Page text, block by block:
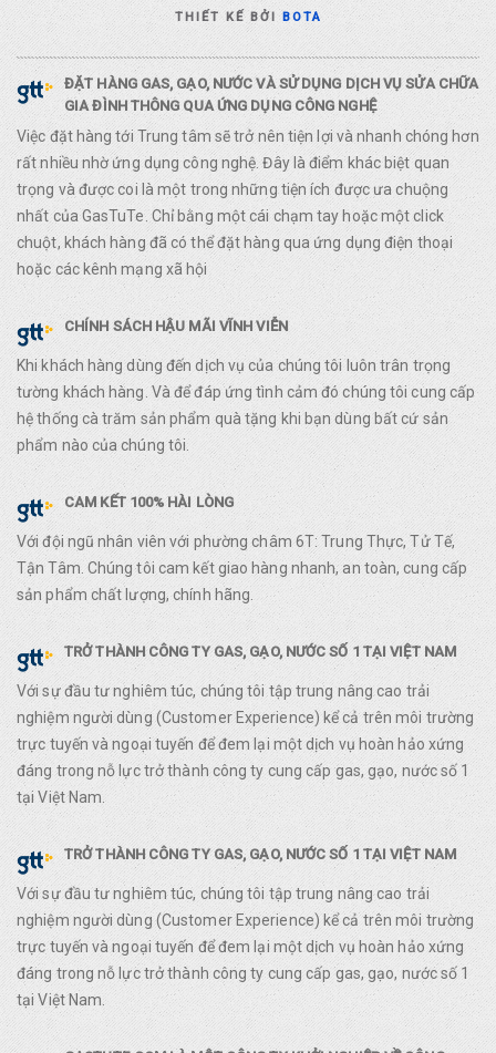
THIẾT KẾ BỞIBOTA
ĐẶT HÀNG GAS, GẠO, NƯỚC VÀ SỬ DỤNG DỊCH VỤ SỬA CHỮA
GIA ĐÌNH THÔNG QUA ỨNG DỤNG CÔNG NGHỆ
Việc đặt hàng tới Trung tâm sẽ trở nên tiện lợi và nhanh chóng hơn
rất nhiều nhờ ứng dụng công nghệ. Đây là điểm khác biệt quan
trọng và được coi là một trong những tiện ích được ưa chuộng
nhất của GasTuTe. Chỉ bằng một cái chạm tay hoặc một click
chuột, khách hàng đã có thể đặt hàng qua ứng dụng điện thoại
hoặc các kênh mạng xã hội
CHÍNH SÁCH HẬU MÃI VĨNH VIỄN
Khi khách hàng dùng đến dịch vụ của chúng tôi luôn trân trọng
tường khách hàng. Và để đáp ứng tình cảm đó chúng tôi cung cấp
hệ thống cà trăm sản phẩm quà tặng khi bạn dùng bất cứ sản
phẩm nào của chúng tôi.
CAM KẾT 100% HÀI LÒNG
Với đội ngũ nhân viên với phường châm 6T: Trung Thực, Tử Tế,
Tận Tâm. Chúng tôi cam kết giao hàng nhanh, an toàn, cung cấp
sản phẩm chất lượng, chính hãng.
TRỞ THÀNH CÔNG TY GAS, GẠO, NƯỚC SỐ 1 TẠI VIỆT NAM
Với sự đầu tư nghiêm túc, chúng tôi tập trung nâng cao trải
nghiệm người dùng (Customer Experience) kể cả trên môi trường
trực tuyến và ngoại tuyến để đem lại một dịch vụ hoàn hảo xứng
đáng trong nỗ lực trở thành công ty cung cấp gas, gạo, nước số 1
tại Việt Nam.
TRỞ THÀNH CÔNG TY GAS, GẠO, NƯỚC SỐ 1 TẠI VIỆT NAM
Với sự đầu tư nghiêm túc, chúng tôi tập trung nâng cao trải
nghiệm người dùng (Customer Experience) kể cả trên môi trường
trực tuyến và ngoại tuyến để đem lại một dịch vụ hoàn hảo xứng
đáng trong nỗ lực trở thành công ty cung cấp gas, gạo, nước số 1
tại Việt Nam.